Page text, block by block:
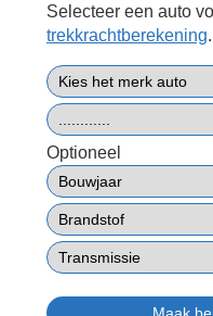
Selecteer een auto
trekkrachtberekening.
Optioneel